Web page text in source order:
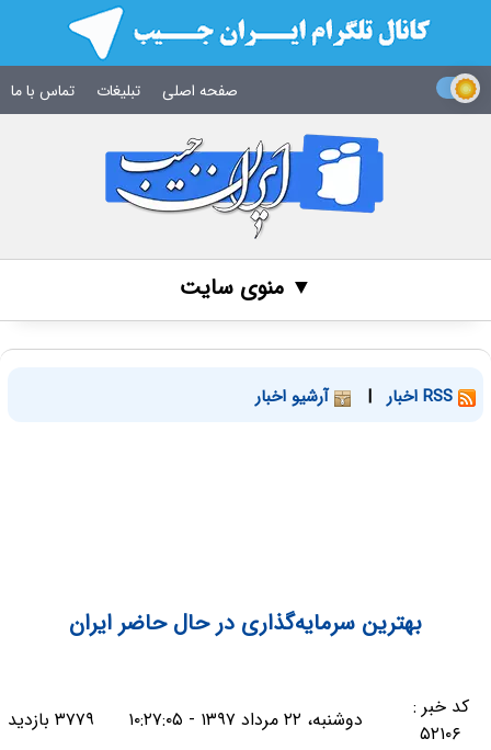
صفحه اصلی تبلیغات تماس با ما
▼ منوی سایت
| آرشیو اخبار
بهترین سرمایه‌گذاری در حال حاضر ایران
کد خبر :
۵۲۱۰۶
دوشنبه، ۲۲ مرداد ۱۳۹۷ - ۱۰:۲۷:۰۵ ۳۷۷۹ بازدید